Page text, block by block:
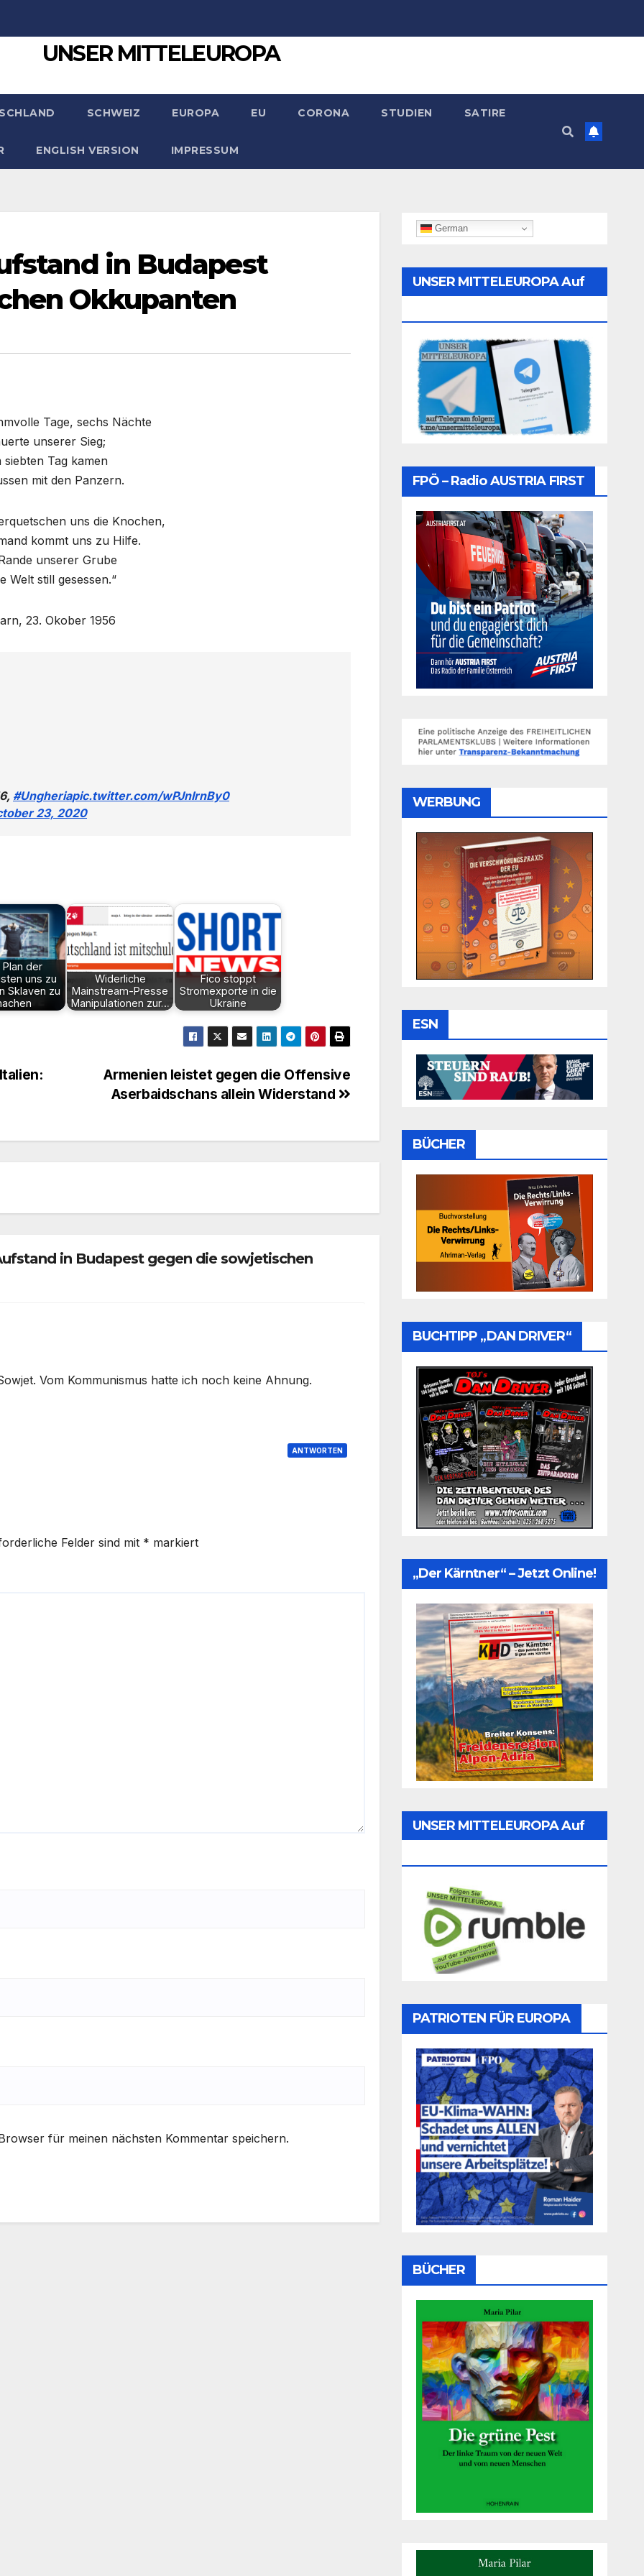
UNSER MITTELEUROPA
SCHWEIZ EUROPA EU CORONA STUDIEN SATIRE
ENGLISH VERSION IMPRESSUM
in Budapest
Okkupanten
Tage, sechs Nächte
unserer Sieg;
siebten Tag kamen
mit den Panzern.
uns die Knochen,
kommt uns zu Hilfe.
unserer Grube
Welt still gesessen.“
23. Okober 1956
#Ungheriapic.twitter.com/wPJnIrnBy0
23, 2020
Plan der
uns zu
Sklaven zu
Widerliche
Mainstream-Presse
Manipulationen zur…
Fico stoppt
Stromexporte in die
Ukraine
Armenien leistet gegen die Offensive
Aserbaidschans allein Widerstand
in Budapest gegen die sowjetischen
Vom Kommunismus hatte ich noch keine Ahnung.
ANTWORTEN
Felder sind mit * markiert
für meinen nächsten Kommentar speichern.
German
UNSER MITTELEUROPA Auf
FPÖ – Radio AUSTRIA FIRST
WERBUNG
ESN
BÜCHER
BUCHTIPP „DAN DRIVER“
„Der Kärntner“ – Jetzt Online!
UNSER MITTELEUROPA Auf
PATRIOTEN FÜR EUROPA
BÜCHER